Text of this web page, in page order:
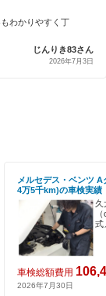
わかりやすく丁
じんりき83さん
2026年7月3日
メルセデス・ベンツ
4万5千km)の車検実績
久
式
車検総額費用
2026年7月30日